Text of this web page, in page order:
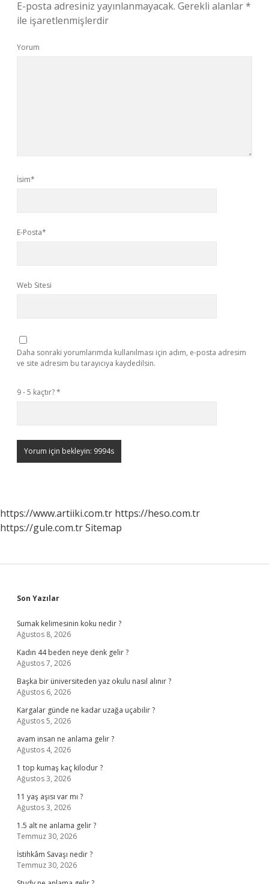
E-posta adresiniz yayınlanmayacak. Gerekli alanlar*
ile işaretlenmişlerdir
Yorum
İsim*
E-Posta*
Web Sitesi
Daha sonraki yorumlarımda kullanılması için adım, e-posta adresim
ve site adresim bu tarayıcıya kaydedilsin.
9 - 5 kaçtır?*
https://www.artiiki.com.tr https://heso.com.tr
https://gule.com.trSitemap
Sidebar
Son Yazılar
Sumak kelimesinin koku nedir ?
Ağustos 8, 2026
Kadın 44 beden neye denk gelir ?
Ağustos 7, 2026
Başka bir üniversiteden yaz okulu nasıl alınır ?
Ağustos 6, 2026
Kargalar günde ne kadar uzağa uçabilir ?
Ağustos 5, 2026
avam insan ne anlama gelir ?
Ağustos 4, 2026
1 top kumaş kaç kilodur ?
Ağustos 3, 2026
11 yaş aşısı var mı ?
Ağustos 3, 2026
1.5 alt ne anlama gelir ?
Temmuz 30, 2026
İstihkâm Savaşı nedir ?
Temmuz 30, 2026